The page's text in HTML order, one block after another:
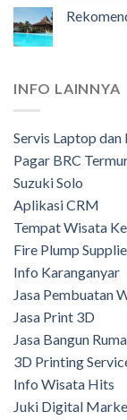
INFO LAINNYA
Servis Laptop
Pagar BRC
Suzuki Solo
Aplikasi CRM
Tempat Wisata
Fire Plump
Info Karanganyar
Jasa Pembuatan
Jasa Print 3D
Jasa Bangun
3D Printing
Info Wisata Hits
Juki Digital